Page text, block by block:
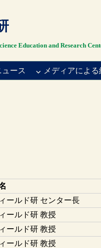
Education and Research
ュース メディアによる
ールド研 センター長
ールド研 教授
ールド研 教授
ールド研 教授